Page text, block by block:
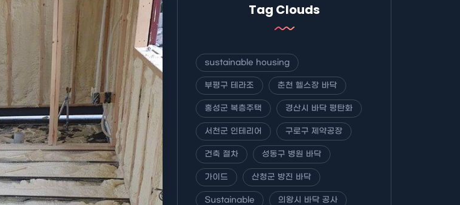
Tag Clouds
sustainable housing
부평구 테라조 춘천 헬스장 바닥
홍성군 복층주택 경산시 바닥 평탄화
서천군 인테리어 구로구 제약공장
건축 절차 성동구 병원 바닥
가이드 산청군 방진 바닥
Sustainable 의왕시 바닥 공사